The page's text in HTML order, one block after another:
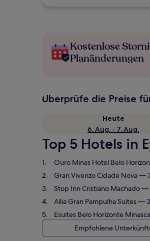
Kostenlose
Planänderungen
Überprüfe die Preise
Heute
6. Aug. - 7. Aug.
Top 5 Hotels in
Ouro Minas Hotel Belo
Gran Vivenzo Cidade Nova—
Stop Inn Cristiano Machado—
Allia Gran Pampulha Suites—
Esuites Belo Horizonte
Empfohlene